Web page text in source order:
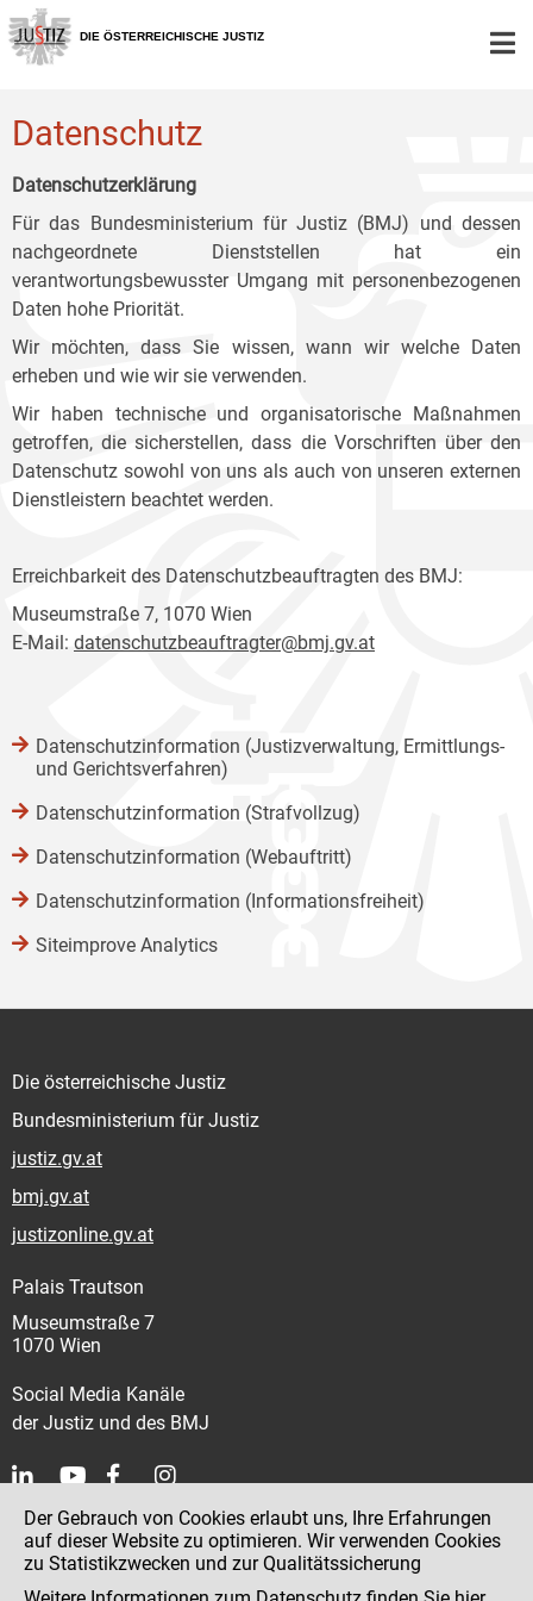
Zur
Hauptnavigation
[1]
Zum
Inhalt
[2]
Zum
Untermenü
[3]
DIE ÖSTERREICHISCHE JUSTIZ
Datenschutz
Datenschutzerklärung
Für das Bundesministerium für Justiz (BMJ) und dessen
nachgeordnete Dienststellen hat ein
verantwortungsbewusster Umgang mit personenbezogenen
Daten hohe Priorität.
Wir möchten, dass Sie wissen, wann wir welche Daten
erheben und wie wir sie verwenden.
Wir haben technische und organisatorische Maßnahmen
getroffen, die sicherstellen, dass die Vorschriften über den
Datenschutz sowohl von uns als auch von unseren externen
Dienstleistern beachtet werden.
Erreichbarkeit des Datenschutzbeauftragten des BMJ:
Museumstraße 7, 1070 Wien
E-Mail: datenschutzbeauftragter@bmj.gv.at
Datenschutzinformation (Justizverwaltung, Ermittlungs-
und Gerichtsverfahren)
Datenschutzinformation (Strafvollzug)
Datenschutzinformation (Webauftritt)
Datenschutzinformation (Informationsfreiheit)
Siteimprove Analytics
Die österreichische Justiz
Bundesministerium für Justiz
justiz.gv.at
bmj.gv.at
justizonline.gv.at
Palais Trautson
Museumstraße 7
1070 Wien
Social Media Kanäle
der Justiz und des BMJ
Kontakt
Impressum
Der Gebrauch von Cookies erlaubt uns, Ihre Erfahrungen
auf dieser Website zu optimieren. Wir verwenden Cookies
zu Statistikzwecken und zur Qualitätssicherung